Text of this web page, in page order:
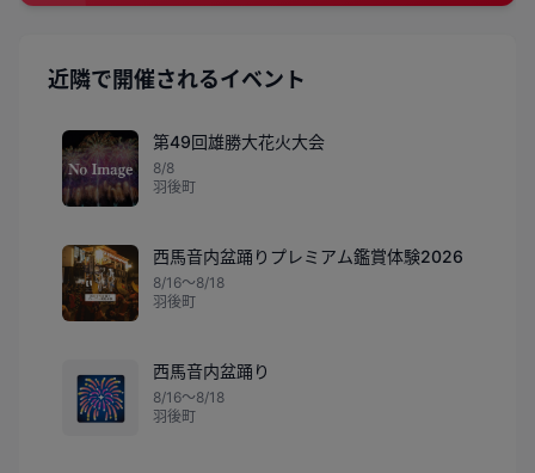
近隣で開催されるイベント
第49回雄勝大花火大会
8/8
羽後町
西馬音内盆踊りプレミアム鑑賞体験2026
8/16〜8/18
羽後町
🎆
西馬音内盆踊り
8/16〜8/18
羽後町